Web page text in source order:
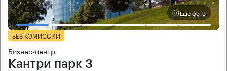
Еще фото
БЕЗ КОМИССИИ
Бизнес-центр
Кантри парк 3